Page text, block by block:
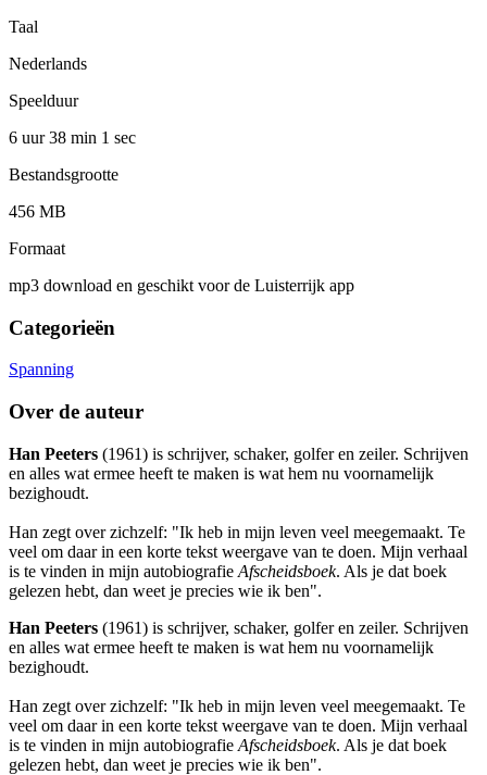
Taal
Nederlands
Speelduur
6 uur 38 min 1 sec
Bestandsgrootte
456 MB
Formaat
mp3 download en geschikt voor de Luisterrijk app
Categorieën
Spanning
Over de auteur
Han Peeters (1961) is schrijver, schaker, golfer en zeiler. Schrijven
en alles wat ermee heeft te maken is wat hem nu voornamelijk
bezighoudt.
Han zegt over zichzelf: "Ik heb in mijn leven veel meegemaakt. Te
veel om daar in een korte tekst weergave van te doen. Mijn verhaal
is te vinden in mijn autobiografie Afscheidsboek. Als je dat boek
gelezen hebt, dan weet je precies wie ik ben".
Han Peeters (1961) is schrijver, schaker, golfer en zeiler. Schrijven
en alles wat ermee heeft te maken is wat hem nu voornamelijk
bezighoudt.
Han zegt over zichzelf: "Ik heb in mijn leven veel meegemaakt. Te
veel om daar in een korte tekst weergave van te doen. Mijn verhaal
is te vinden in mijn autobiografie Afscheidsboek. Als je dat boek
gelezen hebt, dan weet je precies wie ik ben".